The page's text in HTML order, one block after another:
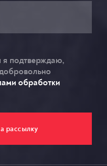
подтверждаю,
обработки